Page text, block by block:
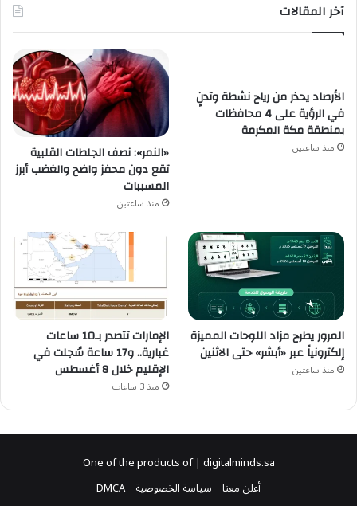
آخر المقالات
الأرصاد يحذر من رياح نشطة وتدنٍ
في الرؤية على 4 محافظات
بمنطقة مكة المكرمة
منذ ساعتين
«النمر»: نصف الجلطات القلبية
تقع دون محفز واضح والغضب أبرز
المسببات
منذ ساعتين
المرور يطرح مزاد اللوحات المميزة
إلكترونياً عبر «أبشر» حتى الاثنين
منذ ساعتين
الإمارات تتصدر بـ10 ساعات
غبارية.. و17 ساعة سُجلت في
الإقليم خلال 8 أغسطس
منذ 3 ساعات
One of the products of | digitalminds.sa
أعلن معنا سياسة الخصوصية DMCA